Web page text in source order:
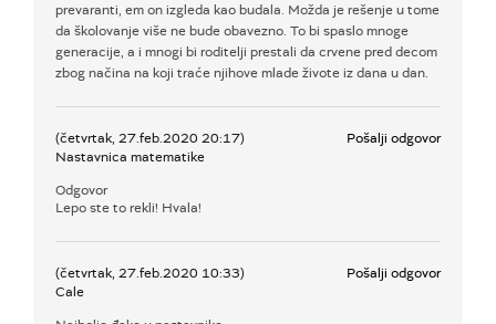
prevaranti, em on izgleda kao budala. Možda je rešenje u tome
da školovanje više ne bude obavezno. To bi spaslo mnoge
generacije, a i mnogi bi roditelji prestali da crvene pred decom
zbog načina na koji traće njihove mlade živote iz dana u dan.
(četvrtak, 27.feb.2020 20:17)
Nastavnica matematike
Pošalji odgovor
Odgovor
Lepo ste to rekli! Hvala!
(četvrtak, 27.feb.2020 10:33)
Cale
Pošalji odgovor